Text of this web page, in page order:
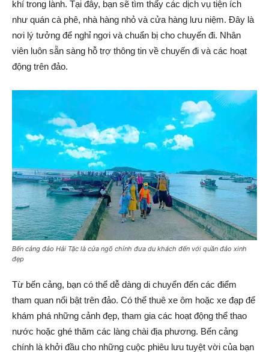
khí trong lành. Tại đây, bạn sẽ tìm thấy các dịch vụ tiện ích
như quán cà phê, nhà hàng nhỏ và cửa hàng lưu niệm. Đây là
nơi lý tưởng để nghỉ ngơi và chuẩn bị cho chuyến đi. Nhân
viên luôn sẵn sàng hỗ trợ thông tin về chuyến đi và các hoạt
động trên đảo.
Bến cảng đảo Hải Tặc là cửa ngõ chính đưa du khách đến với quần đảo xinh
đẹp
Từ bến cảng, bạn có thể dễ dàng di chuyển đến các điểm
tham quan nổi bật trên đảo. Có thể thuê xe ôm hoặc xe đạp để
khám phá những cảnh đẹp, tham gia các hoạt động thể thao
nước hoặc ghé thăm các làng chài địa phương. Bến cảng
chính là khởi đầu cho những cuộc phiêu lưu tuyệt vời của bạn